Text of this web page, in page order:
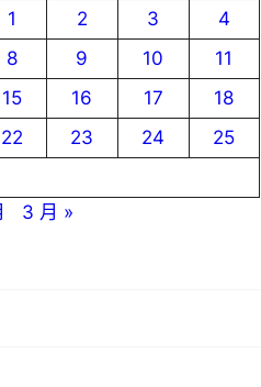
1
2 3
4
8 9 10
11
15 16 17
18
22 23 24
25
3 月 »